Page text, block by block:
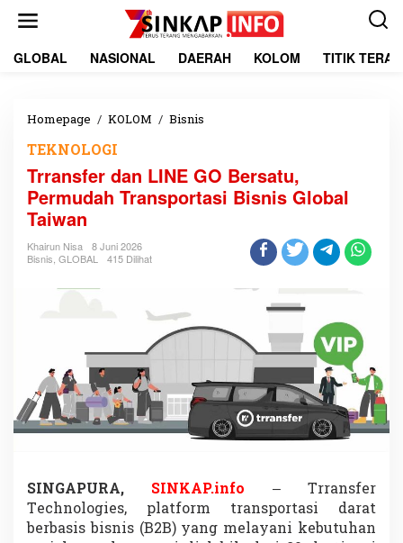
GLOBAL NASIONAL DAERAH KOLOM TITIK
Homepage / KOLOM / Bisnis
a
n
s
I
G
O
e
r
t
u
,
TEKNOLOGI
Trransfer dan LINE GO Bersatu,
Permudah Transportasi Bisnis Global
Taiwan
Khairun Nisa
8 Juni 2026
Bisnis GLOBAL 415 Dilihat
SINGAPURA, SINKAP.info – Trransfer
Technologies, platform transportasi darat
berbasis bisnis (B2B) yang melayani kebutuhan